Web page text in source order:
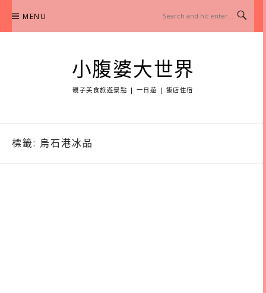
content
MENU
小腹婆大世界
親子美食旅遊景點 | 一日遊 | 飯店住宿
標籤: 烏石港冰品